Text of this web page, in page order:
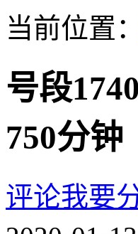
当前位置：
号段
750分钟
评论我要